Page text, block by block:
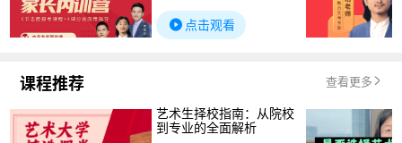
点击观看
课程推荐 查看更多
艺术生择校指南：从院校
到专业的全面解析